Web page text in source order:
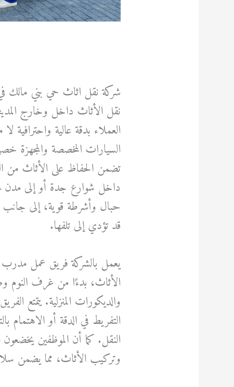
شركة نقل اثاث حي بني مالك
نقل الأثاث داخل وخارج
العملاء بدقة عالية
السيارات المخصصة والمجهزة
تضمن الحفاظ على الأثاث من
داخل شوارع جدة أو إلى مدن
حبال وأشرطة قوية، إلى جانب
قد تؤدي إلى تلفها.
يعمل بالشركة فريق عمل مدرب
الأثاث، بدءًا من غرف النوم
والديكورات المنزلية. يتمتع
التفريط في الدقة أو الاهتمام
النقل. كما أن الموظفين
وتركيب الأثاث، مما يضمن